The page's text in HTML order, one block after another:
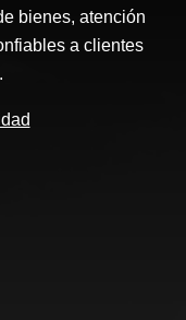
bienes, atención
a clientes